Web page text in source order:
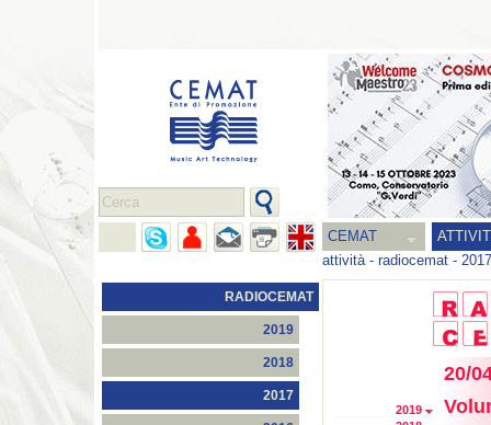
CEMAT
attività- radiocemat - 2017
RADIOCEMAT
2019
2018
2017
2019
20/